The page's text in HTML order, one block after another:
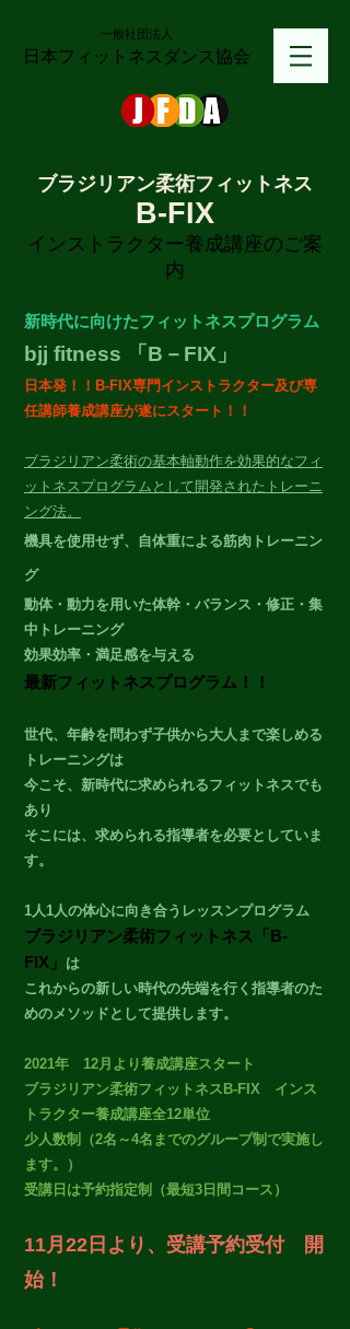
一般社団法人
日本フィットネスダンス協会
​ブラジリアン柔術フィットネス
B-FIX
​インストラクター養成講座のご案
内
新時代に向けたフィットネスプログラム
bjj fitness 「B－FIX」
日本発！！B-FIX専門インストラクター及び専
任講師養成講座が遂にスタート！！
ブラジリアン柔術の基本軸動作を効果的なフィ
ットネスプログラムとして開発されたトレーニ
ング法。
機具を使用せず、自体重による筋肉トレーニン
グ
動体・動力を用いた体幹・バランス・修正・集
中トレーニング
効果効率・満足感を与える
最新フィットネスプログラム！！
世代、年齢を問わず子供から大人まで楽しめる
トレーニングは
今こそ、新時代に求められるフィットネスでも
あり
そこには、求められる指導者を必要としていま
す。
1人1人の体心に向き合う レッスンプログラム
ブラジリアン柔術フィットネス「B-
FIX」 は
これからの新しい時代の先端を行く指導者のた
めのメソッドとして提供します。
2021年 12月より養成講座スタート
ブラジリアン柔術フィットネスB-FIX インス
トラクター養成講座全12単位
少人数制（2名～4名までのグループ制で実施し
ます。）​
受講日は予約指定制（最短3日間コース）
11月22日より、受講予約受付 開
始！